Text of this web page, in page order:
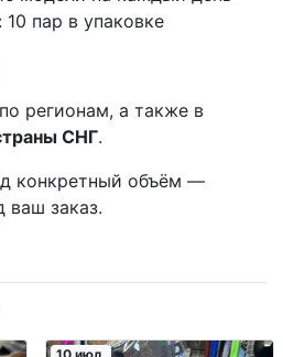
10 пар в упаковке
регионам, а также в
СНГ.
конкретный объём —
ваш заказ.